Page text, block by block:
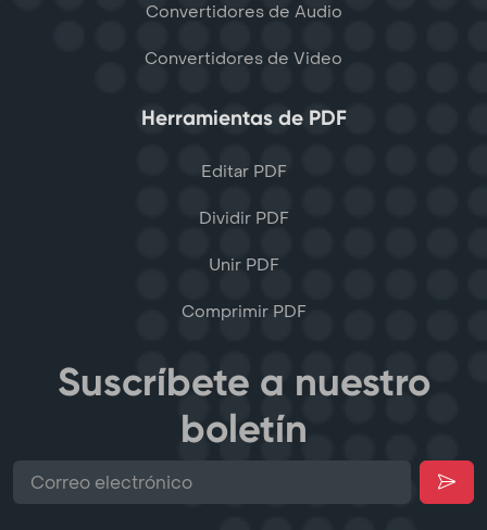
Convertidores de Audio
Convertidores de Video
Herramientas de PDF
Editar PDF
Dividir PDF
Unir PDF
Comprimir PDF
Suscríbete a nuestro
boletín